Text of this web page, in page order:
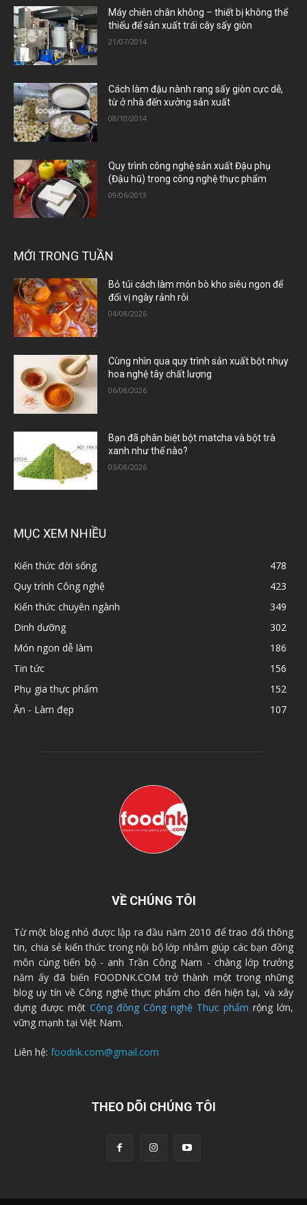
Máy chiên chân không – thiết bị không thể
thiếu để sản xuất trái cây sấy giòn
21/07/2014
Cách làm đậu nành rang sấy giòn cực dễ,
từ ở nhà đến xưởng sản xuất
08/10/2014
Quy trình công nghệ sản xuất Đậu phụ
(Đậu hũ) trong công nghệ thực phẩm
09/06/2013
MỚI TRONG TUẦN
Bỏ túi cách làm món bò kho siêu ngon để
đổi vị ngày rảnh rỗi
04/08/2026
Cùng nhìn qua quy trình sản xuất bột nhụy
hoa nghệ tây chất lượng
06/08/2026
Bạn đã phân biệt bột matcha và bột trà
xanh như thế nào?
05/08/2026
MỤC XEM NHIỀU
Kiến thức đời sống
478
Quy trình Công nghệ
423
Kiến thức chuyên ngành
349
Dinh dưỡng
302
Món ngon dễ làm
186
Tin tức
156
Phụ gia thực phẩm
152
Ăn - Làm đẹp
107
VỀ CHÚNG TÔI
Từ một blog nhỏ được lập ra đầu năm 2010 để trao đổi thông
tin, chia sẻ kiến thức trong nội bộ lớp nhằm giúp các bạn đồng
môn cùng tiến bộ - anh Trần Công Nam - chàng lớp trưởng
năm ấy đã biến FOODNK.COM trở thành một trong những
blog uy tín về Công nghệ thực phẩm cho đến hiện tại, và xây
dựng được một Cộng đồng Công nghệ Thực phẩm rộng lớn,
vững mạnh tại Việt Nam.
Liên hệ: foodnk.com@gmail.com
THEO DÕI CHÚNG TÔI